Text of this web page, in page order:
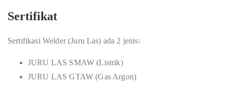
Sertifikat
Sertifikasi Welder (Juru Las) ada 2 jenis:
JURU LAS SMAW (Listrik)
JURU LAS GTAW (Gas Argon)